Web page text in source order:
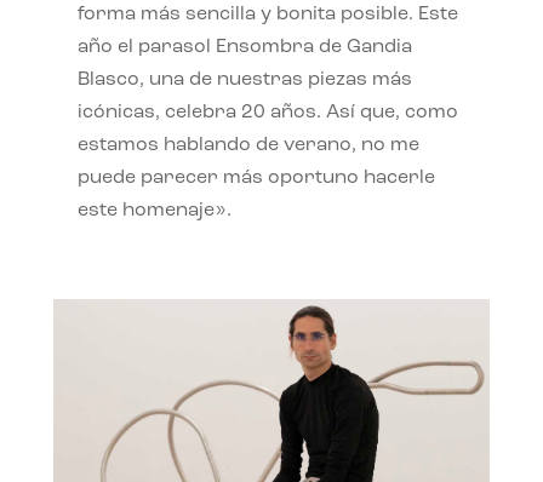
forma más sencilla y bonita posible. Este
año el parasol Ensombra de Gandia
Blasco, una de nuestras piezas más
icónicas, celebra 20 años. Así que, como
estamos hablando de verano, no me
puede parecer más oportuno hacerle
este homenaje».